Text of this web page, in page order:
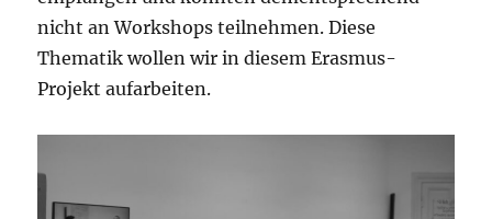
nicht an Workshops teilnehmen. Diese
Thematik wollen wir in diesem Erasmus-
Projekt aufarbeiten.